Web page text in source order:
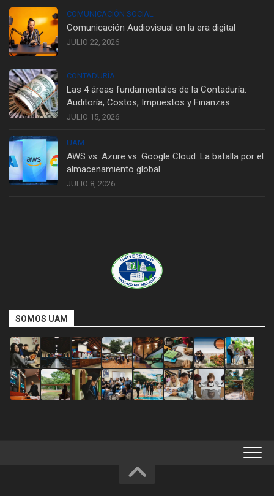
COMUNICACIÓN SOCIAL
Comunicación Audiovisual en la era digital
JULIO 22, 2026
CONTADURÍA
Las 4 áreas fundamentales de la Contaduría:
Auditoría, Costos, Impuestos y Finanzas
JULIO 15, 2026
UAM
AWS vs. Azure vs. Google Cloud: La batalla por el
almacenamiento global
JULIO 8, 2026
SOMOS UAM